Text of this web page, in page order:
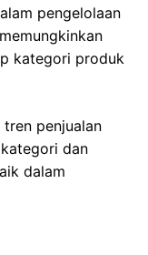
pengelolaan
kategori produk
penjualan
dan
dalam